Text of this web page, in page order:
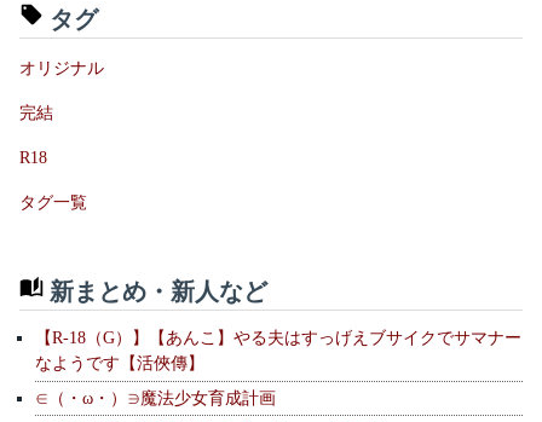
タグ
オリジナル
完結
R18
タグ一覧
新まとめ・新人など
【R-18（G）】【あんこ】やる夫はすっげえブサイクでサマナー
なようです【活俠傳】
∈（・ω・）∋魔法少女育成計画